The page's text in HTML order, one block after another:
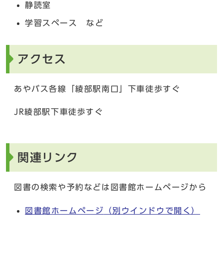
静読室
学習スペース など
アクセス
あやバス各線「綾部駅南口」下車徒歩すぐ
JR綾部駅下車徒歩すぐ
関連リンク
図書の検索や予約などは図書館ホームページから
図書館ホームページ （別ウインドウで開く）